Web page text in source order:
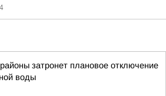
затронет плановое отключение
воды